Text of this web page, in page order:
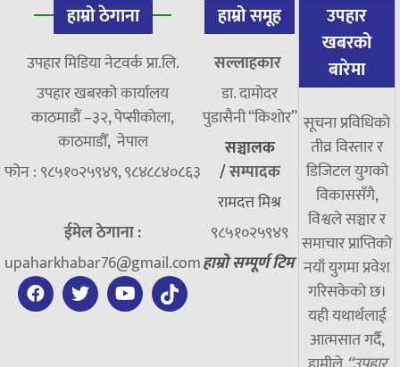
हाम्रो ठेगाना
उपहार मिडिया नेटवर्क प्रा.लि.
उपहार खबरको कार्यालय
काठमाडौं –३२, पेप्सीकोला,
काठमाडौँ, नेपाल
फोन : ९८५१०२५९४९, ९८४८८४०८६३
ईमेल ठेगाना :
upaharkhabar76@gmail.com
हाम्रो समूह
सल्लाहकार
डा. दामाेदर
पुडासैनी “किशाेर”
सञ्चालक
/सम्पादक
रामदत्त मिश्र
९८५१०२५९४९
हाम्रो सम्पूर्ण टिम
उपहार
खबरको
बारेमा
सूचना प्रविधिको
तीव्र विस्तार र
डिजिटल युगको
विकाससँगै,
विश्वले सञ्चार र
समाचार प्राप्तिको
नयाँ युगमा प्रवेश
गरिसकेको छ।
यही यथार्थलाई
आत्मसात गर्दै,